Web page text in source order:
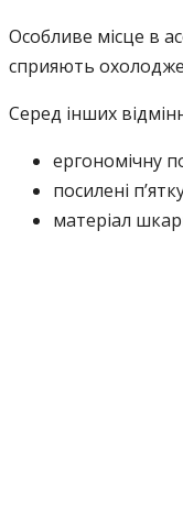
Особливе місце в
сприяють
Серед інших
ергономічну
посилені
матеріал